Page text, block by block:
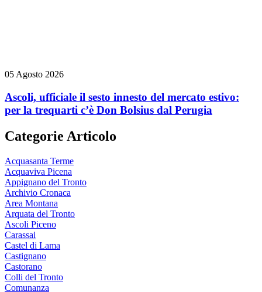
05 Agosto 2026
Ascoli, ufficiale il sesto innesto del mercato estivo:
per la trequarti c’è Don Bolsius dal Perugia
Categorie Articolo
Acquasanta Terme
Acquaviva Picena
Appignano del Tronto
Archivio Cronaca
Area Montana
Arquata del Tronto
Ascoli Piceno
Carassai
Castel di Lama
Castignano
Castorano
Colli del Tronto
Comunanza